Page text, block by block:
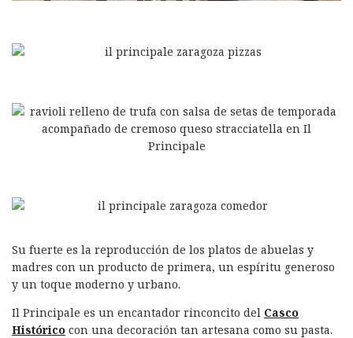
Su fuerte es la reproducción de los platos de abuelas y
madres con un producto de primera, un espíritu generoso
y un toque moderno y urbano.
Il Principale es un encantador rinconcito del Casco
Histórico con una decoración tan artesana como su pasta.